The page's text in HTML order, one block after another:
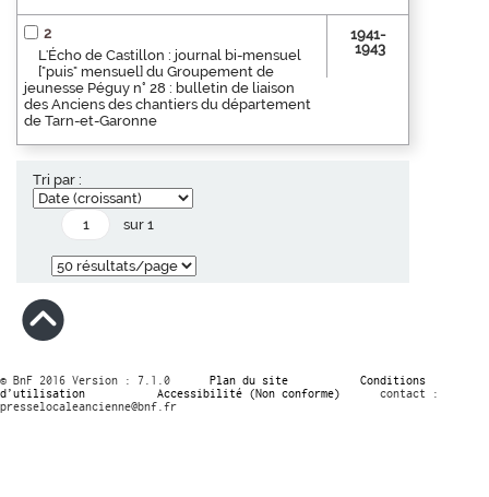
2
L'Écho de Castillon : journal bi-mensuel
["puis" mensuel] du Groupement de
jeunesse Péguy n° 28 : bulletin de liaison
des Anciens des chantiers du département
de Tarn-et-Garonne
1941-
1943
Tri par :
sur 1
© BnF 2016 Version : 7.1.0 Plan du site
Conditions
d’utilisation
Accessibilité (Non conforme)
contact :
presselocaleancienne@bnf.fr